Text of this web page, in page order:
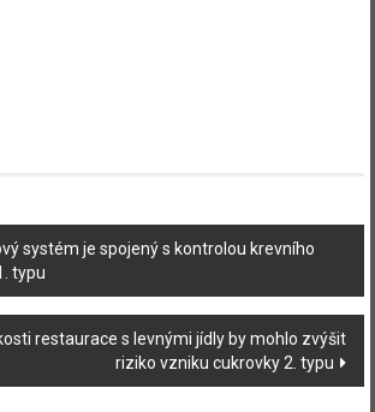
systém je spojený s kontrolou krevního
typu
restaurace s levnými jídly by mohlo zvýšit
riziko vzniku cukrovky 2. typu